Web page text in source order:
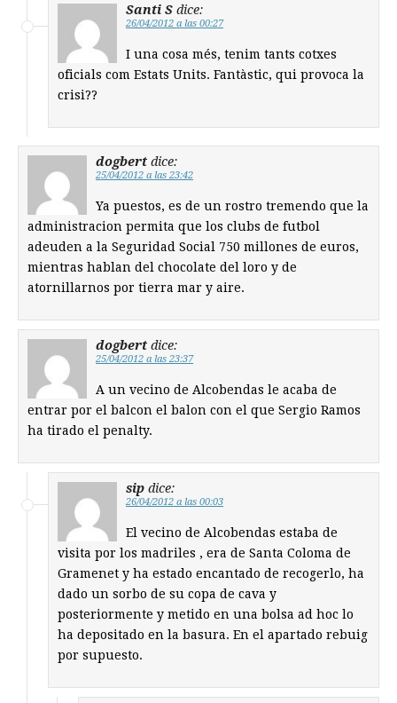
Santi S dice:
26/04/2012 a las 00:27
I una cosa més, tenim tants cotxes
oficials com Estats Units. Fantàstic, qui provoca la
crisi??
dogbert dice:
25/04/2012 a las 23:42
Ya puestos, es de un rostro tremendo que la
administracion permita que los clubs de futbol
adeuden a la Seguridad Social 750 millones de euros,
mientras hablan del chocolate del loro y de
atornillarnos por tierra mar y aire.
dogbert dice:
25/04/2012 a las 23:37
A un vecino de Alcobendas le acaba de
entrar por el balcon el balon con el que Sergio Ramos
ha tirado el penalty.
sip dice:
26/04/2012 a las 00:03
El vecino de Alcobendas estaba de
visita por los madriles , era de Santa Coloma de
Gramenet y ha estado encantado de recogerlo, ha
dado un sorbo de su copa de cava y
posteriormente y metido en una bolsa ad hoc lo
ha depositado en la basura. En el apartado rebuig
por supuesto.